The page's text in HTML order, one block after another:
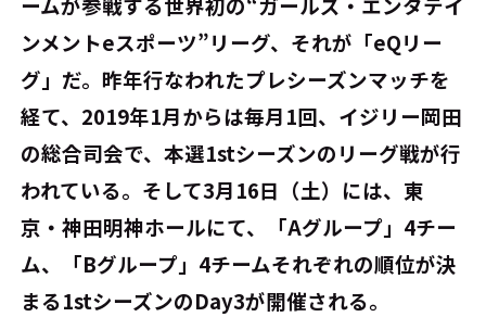
ンメントeスポーツ”リーグ、それが「eQリー
グ」だ。昨年行なわれたプレシーズンマッチを
経て、2019年1月からは毎月1回、イジリー岡田
の総合司会で、本選1stシーズンのリーグ戦が行
われている。そして3月16日（土）には、東
京・神田明神ホールにて、「Aグループ」4チー
ム、「Bグループ」4チームそれぞれの順位が決
まる1stシーズンのDay3が開催される。